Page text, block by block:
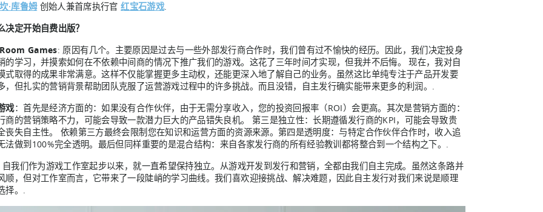
·库鲁姆创始人兼首席执行官红宝石游戏.
决定开始自费出版？
Games: 原因有几个。主要原因是过去与一些外部发行商合作时，我们曾有过不愉快的经历。因此，我们决定投身
的学习，并摸索如何在不依赖中间商的情况下推广我们的游戏。这花了三年时间才实现，但我并不后悔。 现在，我对自
式取得的成果非常满意。这样不仅能掌握更多主动权，还能更深入地了解自己的业务。虽然这比单纯专注于产品开发要
，但扎实的营销背景帮助团队克服了运营游戏过程中的许多挑战。而且没错，自主发行确实能带来更多的利润。.
戏：首先是经济方面的：如果没有合作伙伴，由于无需分享收入，您的投资回报率（ROI）会更高。其次是营销方面的：
商的营销策略不力，可能会导致一款潜力巨大的产品错失良机。 第三是独立性：长期遵循发行商的KPI，可能会导致贵
丧失自主性。 依赖第三方最终会限制您在知识和运营方面的资源来源。第四是透明度：与特定合作伙伴合作时，收入追
法做到100%完全透明。最后但同样重要的是混合结构：来自各家发行商的所有经验教训都将整合到一个结构之下。.
自我们作为游戏工作室起步以来，就一直希望保持独立。从游戏开发到发行和营销，全都由我们自主完成。虽然这条路并
顺，但对工作室而言，它带来了一段陡峭的学习曲线。我们喜欢迎接挑战、解决难题，因此自主发行对我们来说是顺理
择。.